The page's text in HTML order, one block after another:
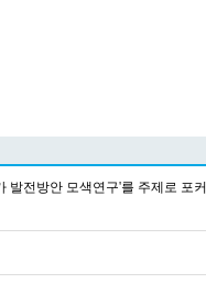
발전방안 모색연구'를 주제로 포커